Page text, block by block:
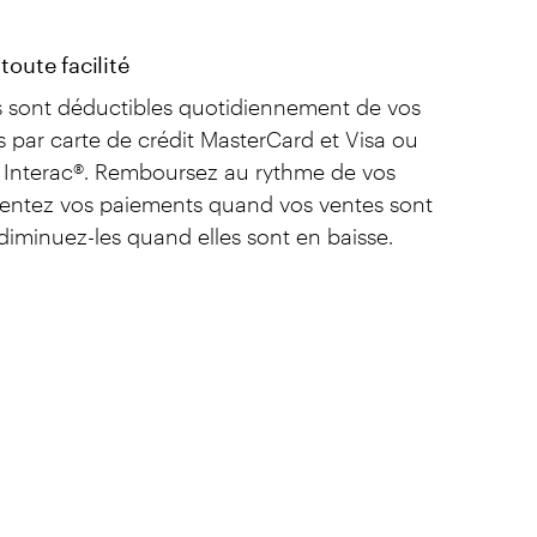
facilité
sont déductibles quotidiennement de vos
par carte de crédit MasterCard et Visa ou
Remboursez au rythme de vos
vos paiements quand vos ventes sont
les quand elles sont en baisse.